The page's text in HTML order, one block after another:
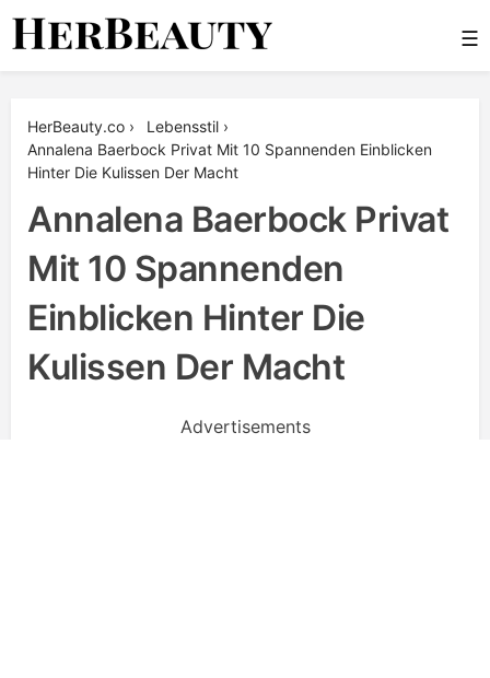
Skip
☰
HerBeauty.co › Lebensstil ›
Annalena Baerbock Privat Mit 10 Spannenden Einblicken
Hinter Die Kulissen Der Macht
Annalena Baerbock Privat
Mit 10 Spannenden
Einblicken Hinter Die
Kulissen Der Macht
Advertisements